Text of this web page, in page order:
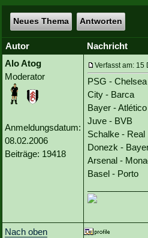
Neues Thema Antworten
Autor
Nachricht
Alo Atog
Moderator
Anmeldungsdatum:
08.02.2006
Beiträge: 19418
Verfasst am:
PSG - Chelsea
City - Barca
Bayer - Atlético
Juve - BVB
Schalke - Real
Donezk -
Arsenal -
Basel - Porto
Nach oben